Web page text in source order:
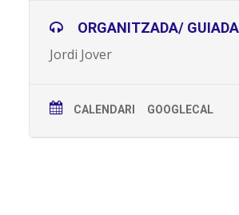
ORGANITZADA/
Jordi Jover
CALENDARI GOOGLECAL